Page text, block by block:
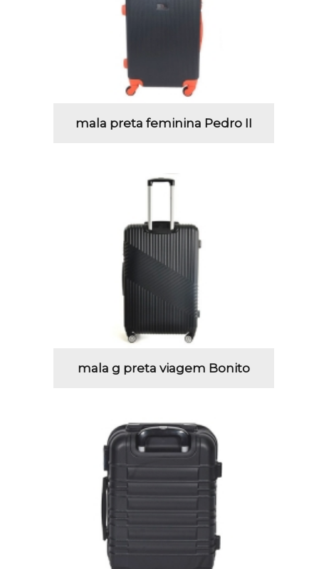
mala preta feminina Pedro II
mala g preta viagem Bonito